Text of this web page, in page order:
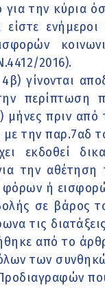
για την κύρια
2016).
γίνονται
περίπτωση
μήνες πριν
την παρ.7αδ
εκδοθεί
την
ή
σε βάρος
τις
από το
των